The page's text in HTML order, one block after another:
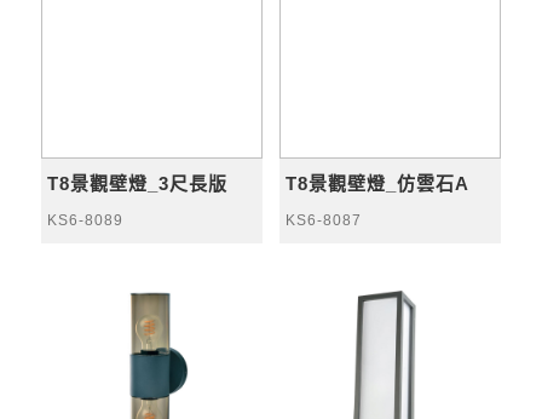
T8景觀壁燈_3尺長版
KS6-8089
T8景觀壁燈_仿雲石A
KS6-8087